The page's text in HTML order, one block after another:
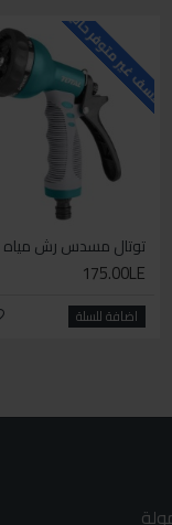
للاسف غير متوفر حاليا
175.00LE
اضافة للسلة